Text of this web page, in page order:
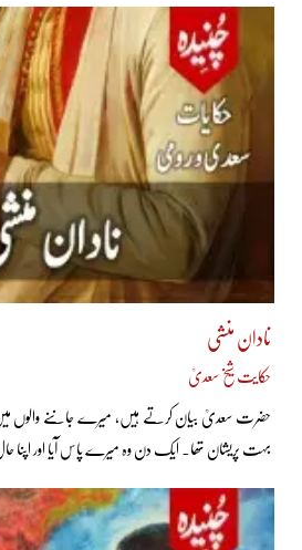
نادان منشی
حکایت شیخ سعدیؒ
حضرت سعدیؒ بیان کرتے ہیں، میرے جاننے والوں
بہت پریشان تھا۔ ایک دن وہ میرے پاس آیا اور اپنا